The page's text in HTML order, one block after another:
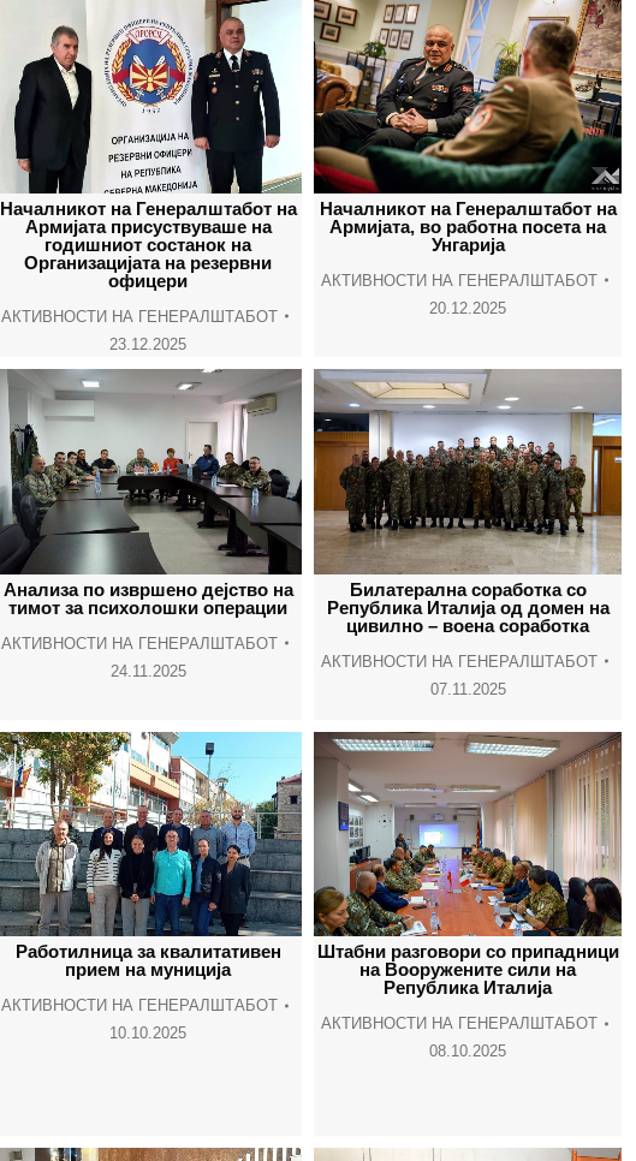
Началникот на Генералштабот на
Армијата присуствуваше на
годишниот состанок на
Организацијата на резервни
офицери
АКТИВНОСТИ НА ГЕНЕРАЛШТАБОТ
23.12.2025
Началникот на Генералштабот на
Армијата, во работна посета на
Унгарија
АКТИВНОСТИ НА ГЕНЕРАЛШТАБОТ
20.12.2025
Анализа по извршено дејство на
тимот за психолошки операции
АКТИВНОСТИ НА ГЕНЕРАЛШТАБОТ
24.11.2025
Билатерална соработка со
Република Италија од домен на
цивилно – воена соработка
АКТИВНОСТИ НА ГЕНЕРАЛШТАБОТ
07.11.2025
Работилница за квалитативен
прием на муниција
АКТИВНОСТИ НА ГЕНЕРАЛШТАБОТ
10.10.2025
Штабни разговори со припадници
на Вооружените сили на
Република Италија
АКТИВНОСТИ НА ГЕНЕРАЛШТАБОТ
08.10.2025